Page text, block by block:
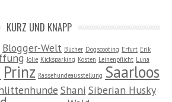
KURZ UND KNAPP
Blogger-Welt Bücher Dogscooting Erfurt Erik
Jolie Kicksparking Kosten Leinenpflicht Luna
Prinz Rassehundeausstellung Saarloos
Shani Siberian Husky